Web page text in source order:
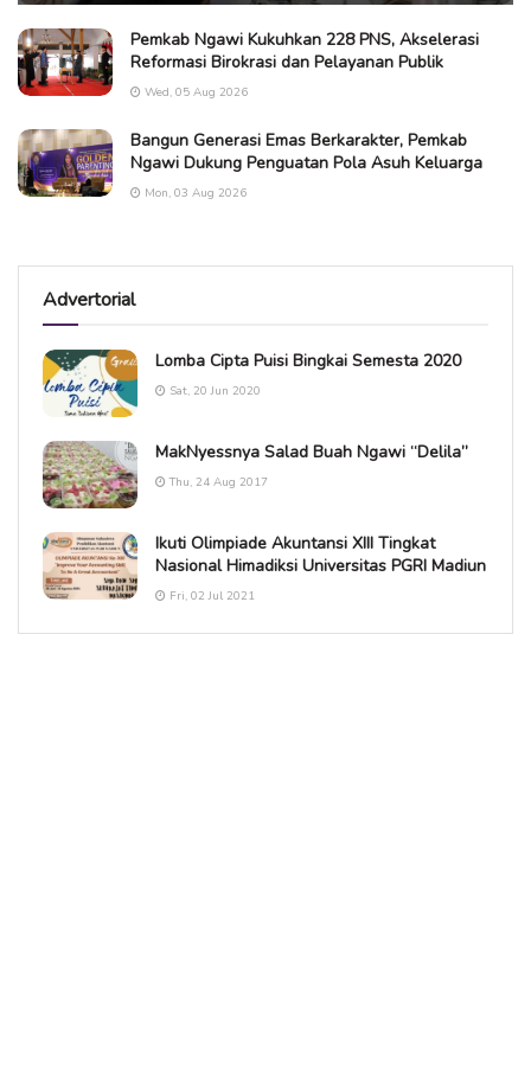
Pemkab Ngawi Kukuhkan 228 PNS, Akselerasi
Reformasi Birokrasi dan Pelayanan Publik
Wed, 05 Aug 2026
Bangun Generasi Emas Berkarakter, Pemkab
Ngawi Dukung Penguatan Pola Asuh Keluarga
Mon, 03 Aug 2026
Advertorial
Lomba Cipta Puisi Bingkai Semesta 2020
Sat, 20 Jun 2020
MakNyessnya Salad Buah Ngawi “Delila”
Thu, 24 Aug 2017
Ikuti Olimpiade Akuntansi XIII Tingkat
Nasional Himadiksi Universitas PGRI Madiun
Fri, 02 Jul 2021